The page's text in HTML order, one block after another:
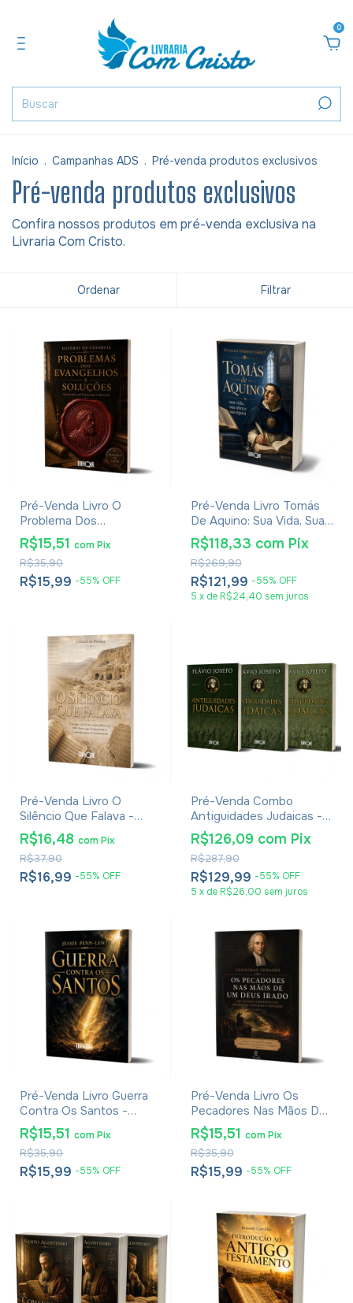
0
Início . Campanhas ADS . Pré-venda produtos exclusivos
Pré-venda produtos exclusivos
Confira nossos produtos em pré-venda exclusiva na
Livraria Com Cristo.
Ordenar Filtrar
Pré-Venda Livro O
Problema Dos
Evangelhos E Soluções-
Eusébio De Cesareia
R$15,99 -55% OFF
R$35,90
R$15,51 comPix
Pré-Venda Livro Tomás
De Aquino: Sua Vida, Sua
Obra E Sua Época -
Eudaldo Forment Giralt
R$121,99 -55% OFF
R$269,90
R$118,33 com Pix
5 x de R$24,40 sem juros
Pré-Venda Livro O
Silêncio Que Falava -
Eduardo De Proença
R$16,99 -55% OFF
R$37,90
R$16,48 comPix
Pré-Venda Combo
Antiguidades Judaicas -
Flávio Josefo
R$129,99 -55% OFF
R$287,90
R$126,09 com Pix
5 x de R$26,00 sem juros
Pré-Venda Livro Guerra
Contra Os Santos -
Jessie Penn-Lewis
R$15,99 -55% OFF
R$35,90
R$15,51 comPix
Pré-Venda Livro Os
Pecadores Nas Mãos De
Um Deus Irado -
Jonathan Edwards
R$15,99 -55% OFF
R$35,90
R$15,51 com Pix